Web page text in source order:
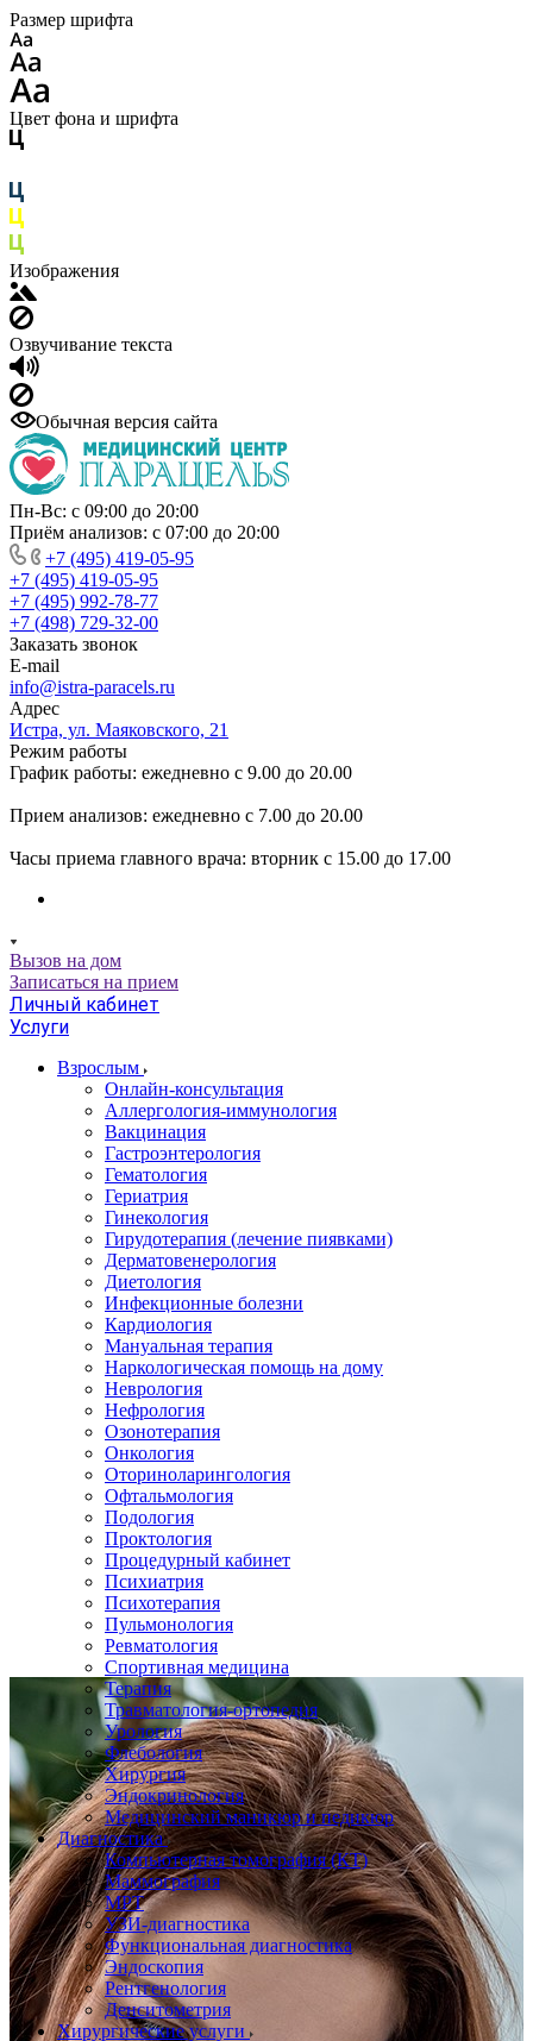
Размер шрифта
Цвет фона и шрифта
Изображения
Озвучивание текста
Обычная версия сайта
Пн-Вс: с 09:00 до 20:00
Приём анализов: с 07:00 до 20:00
+7 (495) 419-05-95
+7 (495) 419-05-95
+7 (495) 992-78-77
+7 (498) 729-32-00
Заказать звонок
E-mail
info@istra-paracels.ru
Адрес
Истра, ул. Маяковского, 21
Режим работы
График работы: ежедневно с 9.00 до 20.00
Прием анализов: ежедневно с 7.00 до 20.00
Часы приема главного врача: вторник с 15.00 до 17.00
Вызов на дом
Записаться на прием
Личный кабинет
Услуги
Взрослым
Онлайн-консультация
Аллергология-иммунология
Вакцинация
Гастроэнтерология
Гематология
Гериатрия
Гинекология
Гирудотерапия (лечение пиявками)
Дерматовенерология
Диетология
Инфекционные болезни
Кардиология
Мануальная терапия
Наркологическая помощь на дому
Неврология
Нефрология
Озонотерапия
Онкология
Оториноларингология
Офтальмология
Подология
Проктология
Процедурный кабинет
Психиатрия
Психотерапия
Пульмонология
Ревматология
Спортивная медицина
Терапия
Травматология-ортопедия
Урология
Флебология
Хирургия
Эндокринология
Медицинский маникюр и педикюр
Диагностика
Компьютерная томография (КТ)
Маммография
МРТ
УЗИ-диагностика
Функциональная диагностика
Эндоскопия
Рентгенология
Денситометрия
Хирургические услуги